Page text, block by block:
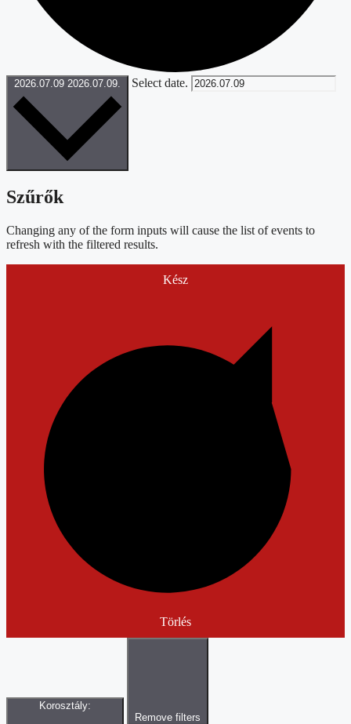
2026.07.09 2026.07.09. Select date.
Szűrők
Changing any of the form inputs will cause the list of events to
refresh with the filtered results.
Kész
Törlés
Korosztály:
Remove filters